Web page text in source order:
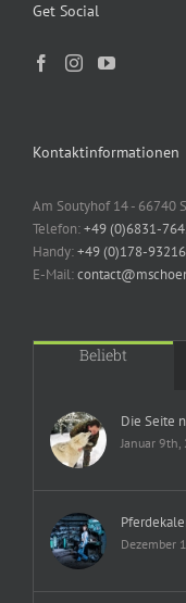
Get Social
Kontaktinformationen
Am Soutyhof 14 - 66740
Telefon:+49 (0)6831-
Handy:+49 (0)178-
E-Mail:
Beliebt
Die Seite
Januar 9th,
Dezember